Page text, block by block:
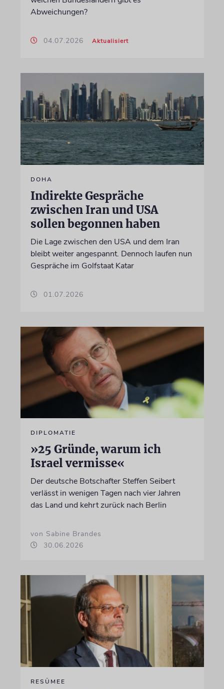
Abweichungen?
04.07.2026 Aktualisiert
DOHA
Indirekte Gespräche
zwischen Iran und USA
sollen begonnen haben
Die Lage zwischen den USA und dem Iran
bleibt weiter angespannt. Dennoch laufen nun
Gespräche im Golfstaat Katar
01.07.2026
DIPLOMATIE
»25 Gründe, warum ich
Israel vermisse«
Der deutsche Botschafter Steffen Seibert
verlässt in wenigen Tagen nach vier Jahren
das Land und kehrt zurück nach Berlin
von Sabine Brandes
30.06.2026
RESÜMEE